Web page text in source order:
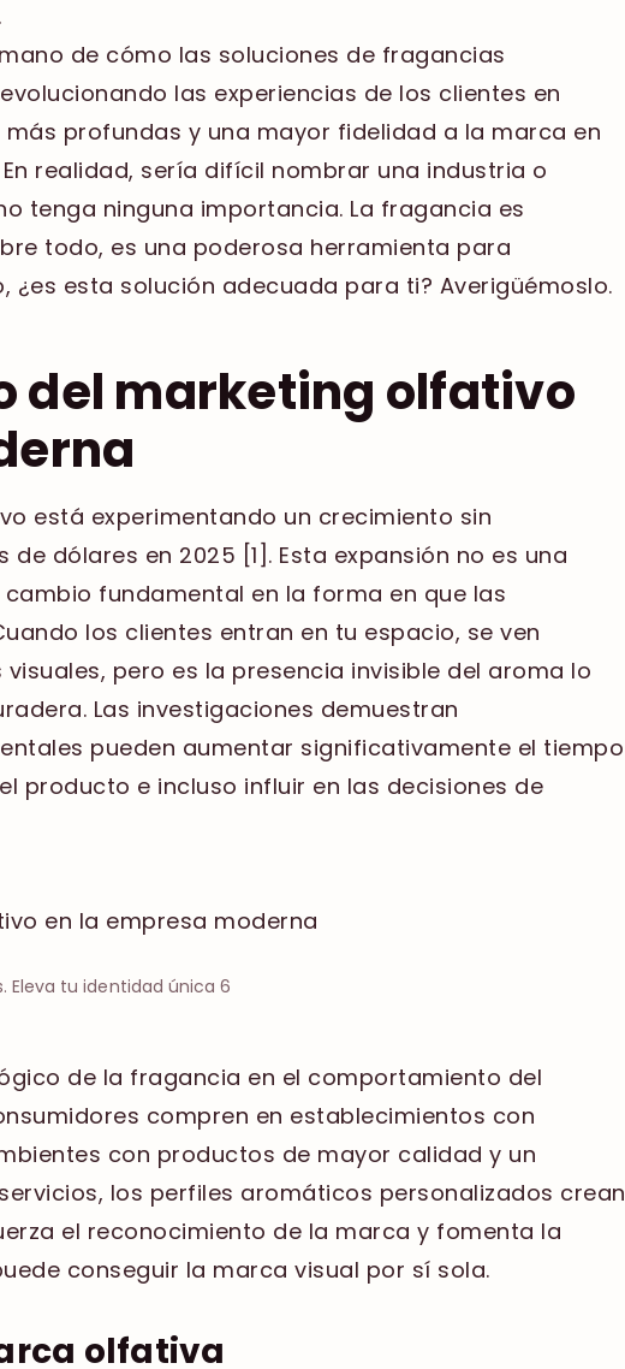
de cómo las soluciones de fragancias
las experiencias de los clientes en
profundas y una mayor fidelidad a la marca en
realidad, sería difícil nombrar una industria o
tenga ninguna importancia. La fragancia es
todo, es una poderosa herramienta para
¿es esta solución adecuada para ti? Averigüémoslo.
del marketing olfativo
está experimentando un crecimiento sin
dólares en 2025 [1]. Esta expansión no es una
fundamental en la forma en que las
los clientes entran en tu espacio, se ven
pero es la presencia invisible del aroma lo
Las investigaciones demuestran
pueden aumentar significativamente el tiempo
producto e incluso influir en las decisiones de
Eleva tu identidad única 6
de la fragancia en el comportamiento del
compren en establecimientos con
con productos de mayor calidad y un
los perfiles aromáticos personalizados crean
el reconocimiento de la marca y fomenta la
conseguir la marca visual por sí sola.
olfativa